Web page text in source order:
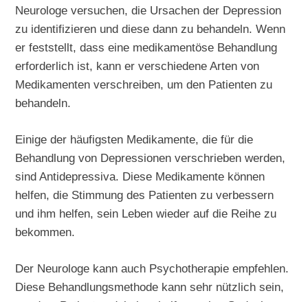
Neurologe versuchen, die Ursachen der Depression
zu identifizieren und diese dann zu behandeln. Wenn
er feststellt, dass eine medikamentöse Behandlung
erforderlich ist, kann er verschiedene Arten von
Medikamenten verschreiben, um den Patienten zu
behandeln.
Einige der häufigsten Medikamente, die für die
Behandlung von Depressionen verschrieben werden,
sind Antidepressiva. Diese Medikamente können
helfen, die Stimmung des Patienten zu verbessern
und ihm helfen, sein Leben wieder auf die Reihe zu
bekommen.
Der Neurologe kann auch Psychotherapie empfehlen.
Diese Behandlungsmethode kann sehr nützlich sein,